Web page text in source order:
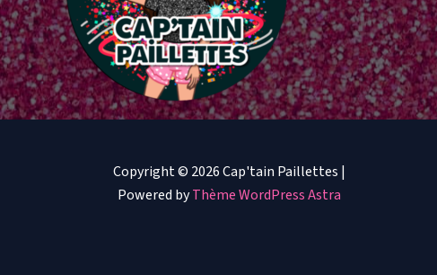
Copyright © 2026 Cap'tain Paillettes |
Powered byThème WordPress Astra